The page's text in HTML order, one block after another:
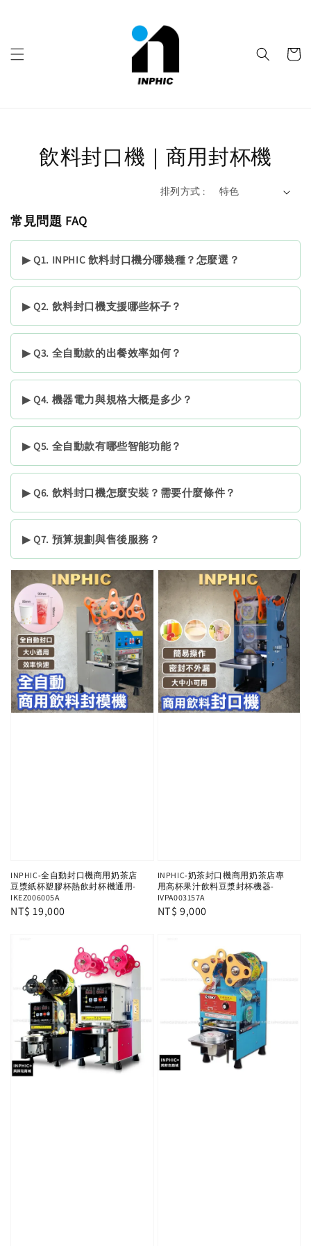
飲料封口機｜商用封杯機
排列方式 :
常見問題 FAQ
▶ Q1. INPHIC 飲料封口機分哪幾種？怎麼選？
▶ Q2. 飲料封口機支援哪些杯子？
▶ Q3. 全自動款的出餐效率如何？
▶ Q4. 機器電力與規格大概是多少？
▶ Q5. 全自動款有哪些智能功能？
▶ Q6. 飲料封口機怎麼安裝？需要什麼條件？
▶ Q7. 預算規劃與售後服務？
INPHIC-全自動封口機商用奶茶店
豆漿紙杯塑膠杯熱飲封杯機通用-
IKEZ006005A
Regular
NT$ 19,000
INPHIC-奶茶封口機商用奶茶店專
用高杯果汁飲料豆漿封杯機器-
IVPA003157A
Regular
NT$ 9,000